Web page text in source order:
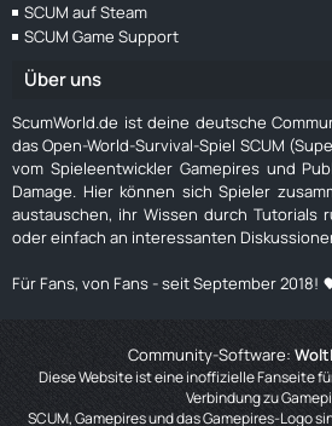
SCUM auf Steam
SCUM Game Support
Über uns
ScumWorld.de ist deine deutsche
das Open-World-Survival-Spiel SCUM
vom Spieleentwickler Gamepires und
Damage. Hier können sich Spieler
austauschen, ihr Wissen durch Tutorials
oder einfach an interessanten
Für Fans, von Fans - seit September 2018!
Community-Software:
Diese Website ist eine inoffizielle Fanseite
Verbindung zu
SCUM, Gamepires und das Gamepires-Logo